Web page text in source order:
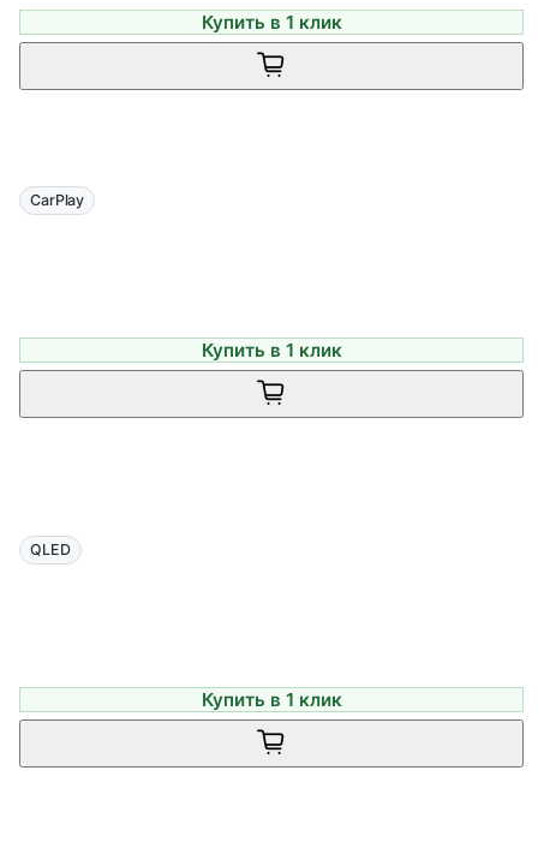
Купить в 1 клик
CarPlay
Купить в 1 клик
QLED
Купить в 1 клик